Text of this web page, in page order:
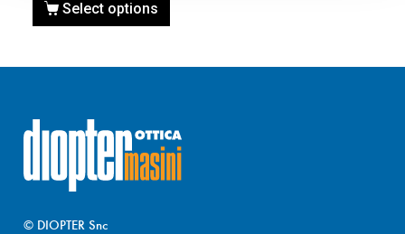
Select options
© DIOPTER Snc